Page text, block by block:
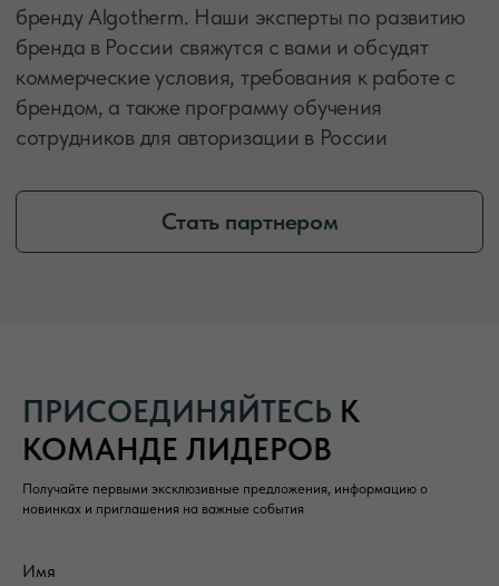
ПРИСОЕДИНЯЙТЕСЬ К
КОМАНДЕ ЛИДЕРОВ
Получайте первыми эксклюзивные предложения, информацию о
новинках и приглашения на важные события
Имя